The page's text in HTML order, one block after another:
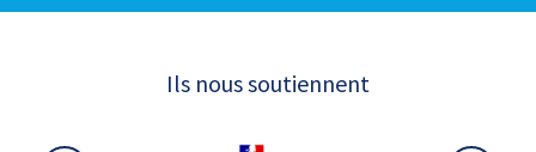
Ils nous soutiennent